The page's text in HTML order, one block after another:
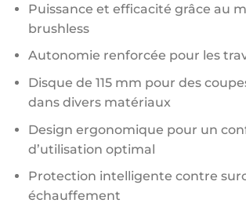
Puissance et efficacité grâce au
brushless
Autonomie renforcée pour les
Disque de 115 mm pour des
dans divers matériaux
Design ergonomique pour un
d’utilisation optimal
Protection intelligente contre
échauffement